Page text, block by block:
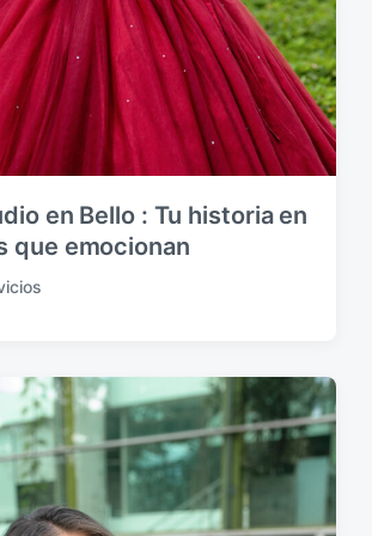
en Bello : Tu historia en
que emocionan